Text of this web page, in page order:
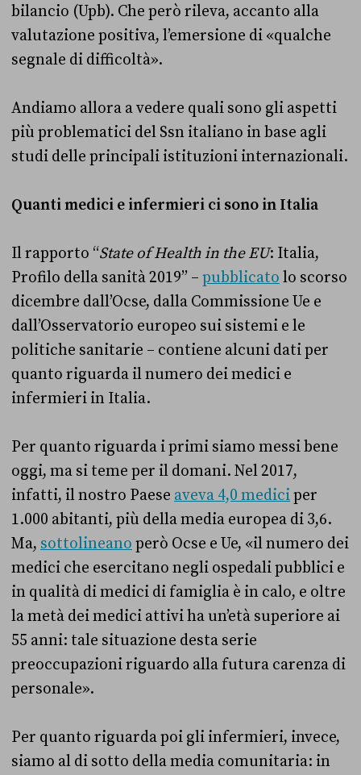
bilancio (Upb). Che però rileva, accanto alla
valutazione positiva, l’emersione di «qualche
segnale di difficoltà».
Andiamo allora a vedere quali sono gli aspetti
più problematici del Ssn italiano in base agli
studi delle principali istituzioni internazionali.
Quanti medici e infermieri ci sono in Italia
Il rapporto “State of Health in the EU: Italia,
Profilo della sanità 2019” – pubblicato lo scorso
dicembre dall’Ocse, dalla Commissione Ue e
dall’Osservatorio europeo sui sistemi e le
politiche sanitarie – contiene alcuni dati per
quanto riguarda il numero dei medici e
infermieri in Italia.
Per quanto riguarda i primi siamo messi bene
oggi, ma si teme per il domani. Nel 2017,
infatti, il nostro Paese aveva 4,0 mediciper
1.000 abitanti, più della media europea di 3,6.
Ma, sottolineano però Ocse e Ue, «il numero dei
medici che esercitano negli ospedali pubblici e
in qualità di medici di famiglia è in calo, e oltre
la metà dei medici attivi ha un’età superiore ai
55 anni: tale situazione desta serie
preoccupazioni riguardo alla futura carenza di
personale».
Per quanto riguarda poi gli infermieri, invece,
siamo al di sotto della media comunitaria: in